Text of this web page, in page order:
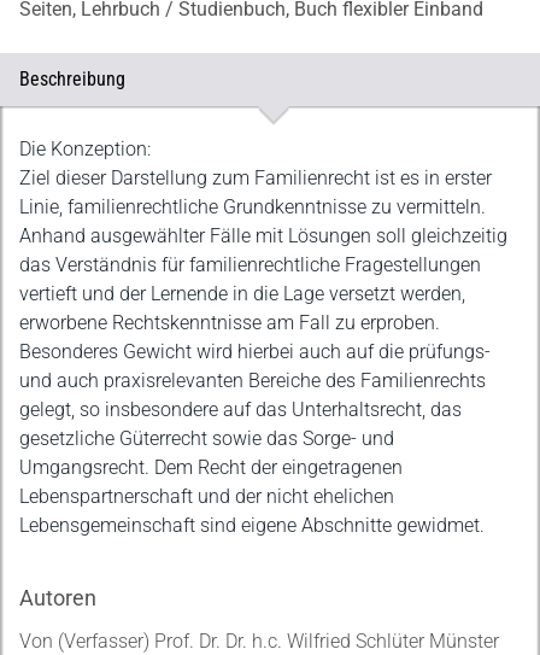
Seiten, Lehrbuch / Studienbuch, Buch flexibler Einband
Beschreibung
Beschreibung
Die Konzeption:
Ziel dieser Darstellung zum Familienrecht ist es in erster
Linie, familienrechtliche Grundkenntnisse zu vermitteln.
Anhand ausgewählter Fälle mit Lösungen soll gleichzeitig
das Verständnis für familienrechtliche Fragestellungen
vertieft und der Lernende in die Lage versetzt werden,
erworbene Rechtskenntnisse am Fall zu erproben.
Besonderes Gewicht wird hierbei auch auf die prüfungs-
und auch praxisrelevanten Bereiche des Familienrechts
gelegt, so insbesondere auf das Unterhaltsrecht, das
gesetzliche Güterrecht sowie das Sorge- und
Umgangsrecht. Dem Recht der eingetragenen
Lebenspartnerschaft und der nicht ehelichen
Lebensgemeinschaft sind eigene Abschnitte gewidmet.
Autoren
Von (Verfasser) Prof. Dr. Dr. h.c. Wilfried Schlüter Münster